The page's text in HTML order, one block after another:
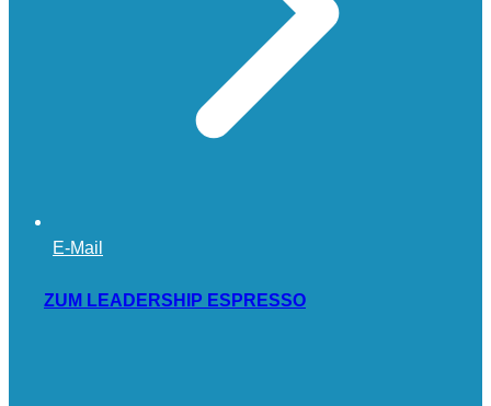
E-Mail
ZUM LEADERSHIP ESPRESSO